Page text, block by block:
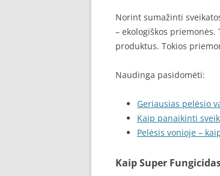
Norint sumažinti
– ekologiškos
produktus. Tokios
Naudinga pasidomėti:
Geriausias pelėsio
Kaip panaikinti
Pelėsis vonioje –
Kaip Super